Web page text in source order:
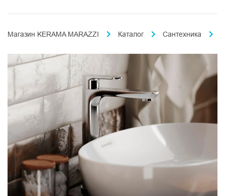
Магазин KERAMA MARAZZI Каталог Сантехника